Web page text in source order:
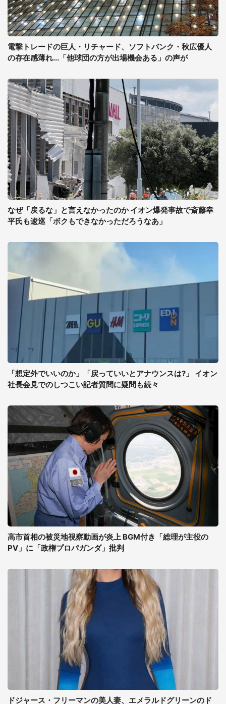
電撃トレードの巨人・リチャード、ソフトバンク・秋広優人
の存在感薄れ...「他球団の方が出場機会ある」の声が
なぜ「戻るな」と言えなかったのか イオン爆発事故で斎藤幸
平氏も逡巡「ボクもできなかっただろうなあ」
「想定外でいいのか」「戻っていいとアナウンスは?」 イオン
社長会見でのしつこい記者質問に疑問も続々
高市首相の被災地視察動画が炎上 BGM付き「総理が主役の
PV」に「政権プロパガンダ」批判
ドジャース・フリーマンの美人妻、エメラルドグリーンのド